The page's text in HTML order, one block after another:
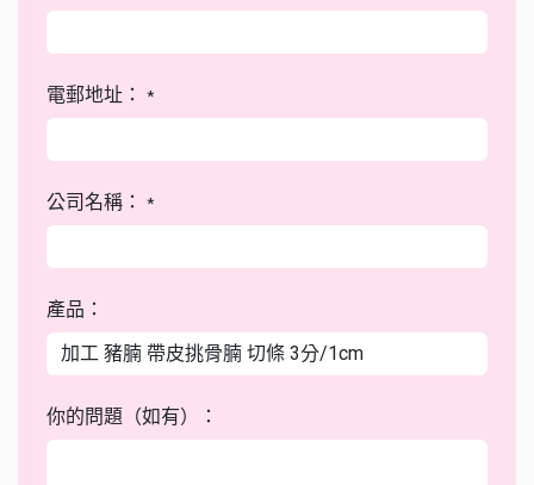
電郵地址： *
公司名稱： *
產品：
你的問題（如有）：